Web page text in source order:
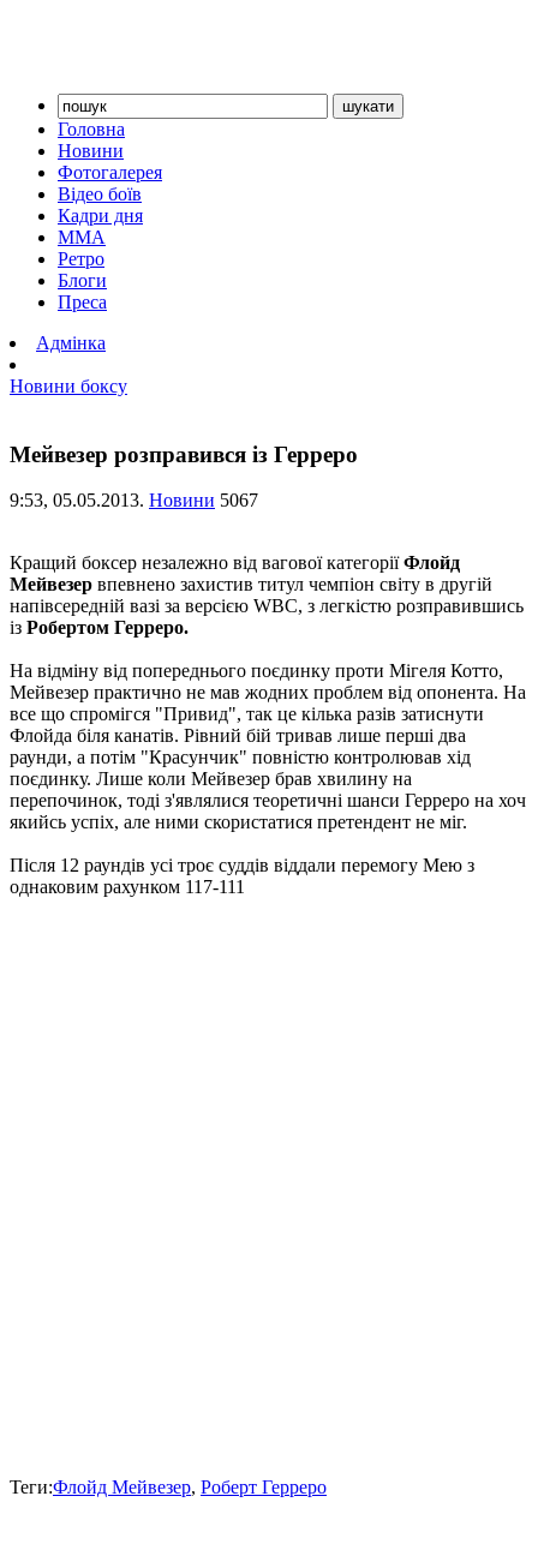
Головна
Новини
Фотогалерея
Відео боїв
Кадри дня
ММА
Ретро
Блоги
Преса
Адмінка
Новини боксу
Мейвезер розправився із Герреро
9:53, 05.05.2013. Новини 5067
Кращий боксер незалежно від вагової категоріїФлойд
Мейвезер впевнено захистив титул чемпіон світу в другій
напівсередній вазі за версією WBC, з легкістю розправившись
із Робертом Герреро.
На відміну від попереднього поєдинку проти Мігеля Котто,
Мейвезер практично не мав жодних проблем від опонента. На
все що спромігся "Привид", так це кілька разів затиснути
Флойда біля канатів. Рівний бій тривав лише перші два
раунди, а потім "Красунчик" повністю контролював хід
поєдинку. Лише коли Мейвезер брав хвилину на
перепочинок, тоді з'являлися теоретичні шанси Герреро на хоч
якийсь успіх, але ними скористатися претендент не міг.
Після 12 раундів усі троє суддів віддали перемогу Мею з
однаковим рахунком 117-111
Теги:Флойд Мейвезер, Роберт Герреро